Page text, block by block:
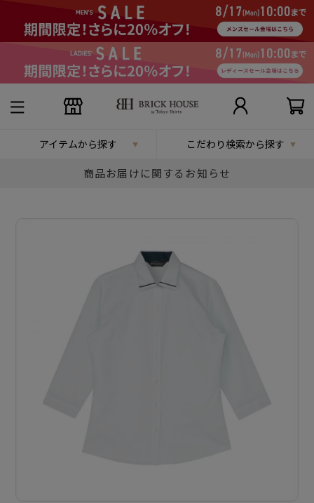
アイテムから探す こだわり検索から探す
商品お届けに関するお知らせ